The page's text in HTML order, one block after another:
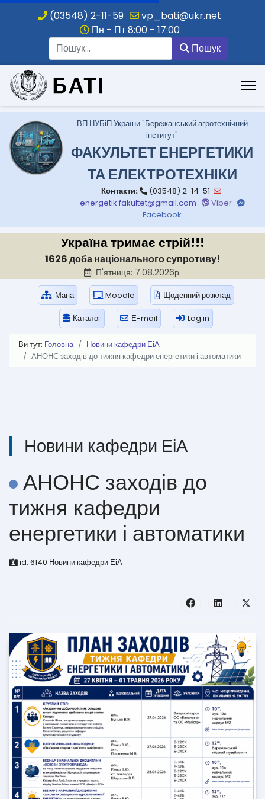
(03548) 2-11-59
vp_bati@ukr.net
Пн - Пт 8:00 - 17:00
Пошук
.
ВП НУБіП України "Бережанський агротехнічний
інститут"
ФАКУЛЬТЕТ ЕНЕРГЕТИКИ
ТА ЕЛЕКТРОТЕХНІКИ
Контакти:
(03548) 2-14-51
energetik.fakultet@gmail.com
Viber
Facebook
Україна тримає стрій!!!
1626 доба національного супротиву!
П'ятниця: 7.08.2026р.
Мапа Moodle Щоденний розклад
Каталог Е-mail Log in
Ви тут: Головна
Новини кафедри ЕіА
АНОНС заходів до тижня кафедри енергетики і автоматики
Новини кафедри ЕіА
АНОНС заходів до
тижня кафедри
енергетики і автоматики
id: 6140 Новини кафедри ЕіА